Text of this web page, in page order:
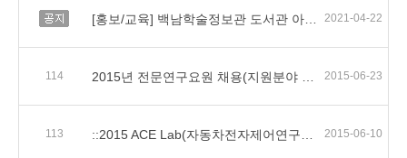
공지 2021-04-22
114 2015-06-23
113 2015-06-10